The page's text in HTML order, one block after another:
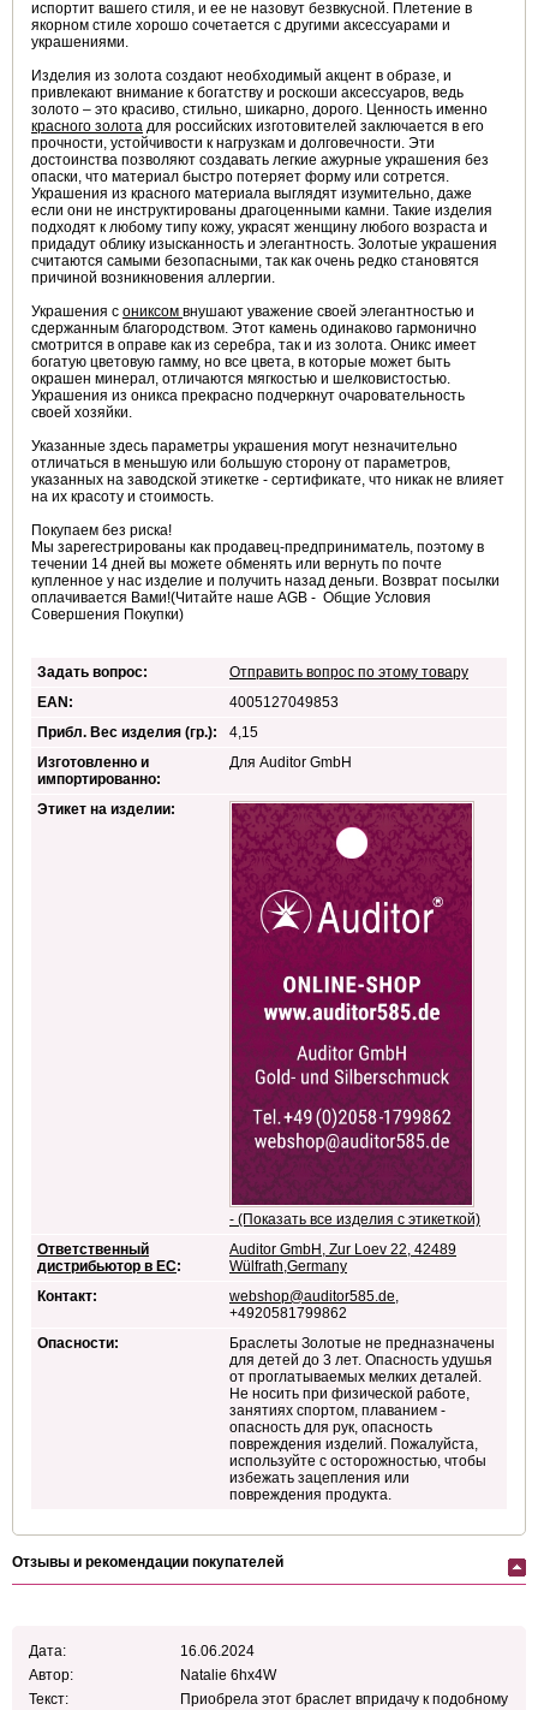
испортит вашего стиля, и ее не назовут безвкусной. Плетение в
якорном стиле хорошо сочетается с другими аксессуарами и
украшениями.
Изделия из золота создают необходимый акцент в образе, и
привлекают внимание к богатству и роскоши аксессуаров, ведь
золото – это красиво, стильно, шикарно, дорого. Ценность именно
красного золота для российских изготовителей заключается в его
прочности, устойчивости к нагрузкам и долговечности. Эти
достоинства позволяют создавать легкие ажурные украшения без
опаски, что материал быстро потеряет форму или сотрется.
Украшения из красного материала выглядят изумительно, даже
если они не инструктированы драгоценными камни. Такие изделия
подходят к любому типу кожу, украсят женщину любого возраста и
придадут облику изысканность и элегантность. Золотые украшения
считаются самыми безопасными, так как очень редко становятся
причиной возникновения аллергии.
Украшения с ониксом внушают уважение своей элегантностью и
сдержанным благородством. Этот камень одинаково гармонично
смотрится в оправе как из серебра, так и из золота. Оникс имеет
богатую цветовую гамму, но все цвета, в которые может быть
окрашен минерал, отличаются мягкостью и шелковистостью.
Украшения из оникса прекрасно подчеркнут очаровательность
своей хозяйки.
Указанные здесь параметры украшения могут незначительно
отличаться в меньшую или большую сторону от параметров,
указанных на заводской этикетке - сертификате, что никак не влияет
на их красоту и стоимость.
Покупаем без риска!
Мы зарегестрированы как продавец-предприниматель, поэтому в
течении 14 дней вы можете обменять или вернуть по почте
купленное у нас изделие и получить назад деньги. Возврат посылки
оплачивается Вами!(Читайте наше AGB - Общие Условия
Совершения Покупки)
Задать вопрос:
Отправить вопрос по этому товару
EAN:
4005127049853
Прибл. Вес изделия (гр.):
4,15
Изготовленно и
импортированно:
Для Auditor GmbH
Этикет на изделии:
- (Показать все изделия с этикеткой)
Ответственный
дистрибьютор в ЕС:
Auditor GmbH, Zur Loev 22, 42489
Wülfrath,Germany
Контакт:
webshop@auditor585.de,
+4920581799862
Опасности:
Браслеты Золотые не предназначены
для детей до 3 лет. Опасность удушья
от проглатываемых мелких деталей.
Не носить при физической работе,
занятиях спортом, плаванием -
опасность для рук, опасность
повреждения изделий. Пожалуйста,
используйте с осторожностью, чтобы
избежать зацепления или
повреждения продукта.
Отзывы и рекомендации покупателей
Дата:
16.06.2024
Автор:
Natalie 6hx4W
Текст:
Приобрела этот браслет впридачу к подобному